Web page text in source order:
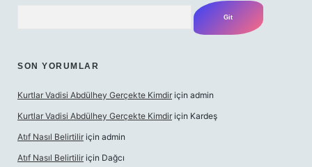
SON YORUMLAR
Kurtlar Vadisi Abdülhey Gerçekte Kimdir için admin
Kurtlar Vadisi Abdülhey Gerçekte Kimdir için Kardeş
Atıf Nasıl Belirtilir için admin
Atıf Nasıl Belirtilir için Dağcı